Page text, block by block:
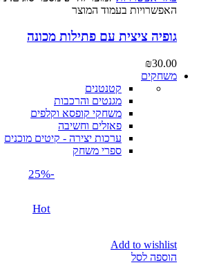
האפשרויות בעמוד המוצר
גופיה ציצית עם פתילות מכונה
₪30.00
משחקים
קטנטנים
מגנטים והרכבות
משחקי קופסא וקלפים
פאזלים וחשיבה
ערכות יצירה - קיטים מוכנים
ספרי משחק
-25%
Hot
Add to wishlist
הוספה לסל